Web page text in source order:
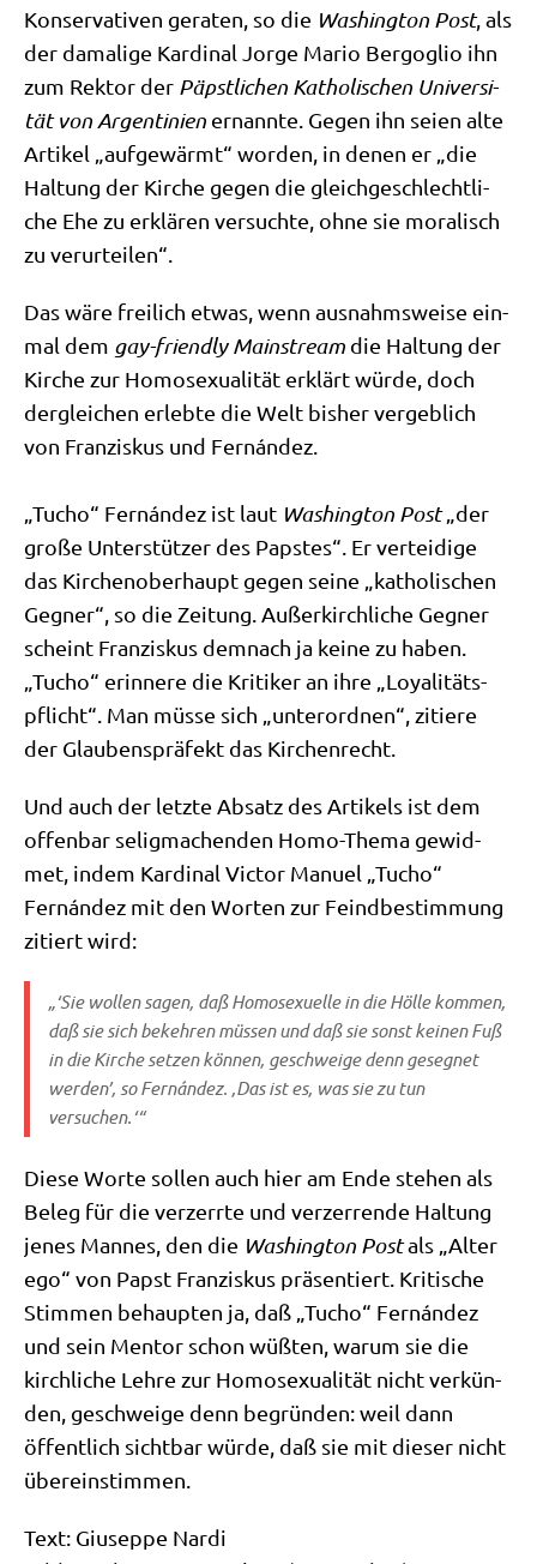
Kon­ser­va­ti­ven gera­ten, so die Washing­ton Post, als
der dama­li­ge Kar­di­nal Jor­ge Mario Berg­o­glio ihn
zum Rek­tor der Päpst­li­chen Katho­li­schen Uni­ver­si­
tät von Argen­ti­ni­en ernann­te. Gegen ihn sei­en alte
Arti­kel „auf­ge­wärmt“ wor­den, in denen er „die
Hal­tung der Kir­che gegen die gleich­ge­schlecht­li­
che Ehe zu erklä­ren ver­such­te, ohne sie mora­lisch
zu verurteilen“.
Das wäre frei­lich etwas, wenn aus­nahms­wei­se ein­
mal dem gay-fri­end­ly Main­stream die Hal­tung der
Kir­che zur Homo­se­xua­li­tät erklärt wür­de, doch
der­glei­chen erleb­te die Welt bis­her ver­geb­lich
von Fran­zis­kus und Fernán­dez.
„Tucho“ Fernán­dez ist laut Washing­ton Post„der
gro­ße Unter­stüt­zer des Pap­stes“. Er ver­tei­di­ge
das Kir­chen­ober­haupt gegen sei­ne „katho­li­schen
Geg­ner“, so die Zei­tung. Außer­kirch­li­che Geg­ner
scheint Fran­zis­kus dem­nach ja kei­ne zu haben.
„Tucho“ erin­ne­re die Kri­ti­ker an ihre „Loya­li­täts­
pflicht“. Man müs­se sich „unter­ord­nen“, zitie­re
der Glau­bens­prä­fekt das Kirchenrecht.
Und auch der letz­te Absatz des Arti­kels ist dem
offen­bar selig­ma­chen­den Homo-The­ma gewid­
met, indem Kar­di­nal Vic­tor Manu­el „Tucho“
Fernán­dez mit den Wor­ten zur Feind­be­stim­mung
zitiert wird:
„‘Sie wol­len sagen, daß Homo­se­xu­el­le in die Höl­le kom­men,
daß sie sich bekeh­ren müs­sen und daß sie sonst kei­nen Fuß
in die Kir­che set­zen kön­nen, geschwei­ge denn geseg­net
wer­den’, so Fernán­dez. ‚Das ist es, was sie zu tun
versuchen.‘“
Die­se Wor­te sol­len auch hier am Ende ste­hen als
Beleg für die ver­zerr­te und ver­zer­ren­de Hal­tung
jenes Man­nes, den die Washing­ton Postals „Alter
ego“ von Papst Fran­zis­kus prä­sen­tiert. Kri­ti­sche
Stim­men behaup­ten ja, daß „Tucho“ Fernán­dez
und sein Men­tor schon wüß­ten, war­um sie die
kirch­li­che Leh­re zur Homo­se­xua­li­tät nicht ver­kün­
den, geschwei­ge denn begrün­den: weil dann
öffent­lich sicht­bar wür­de, daß sie mit die­ser nicht
übereinstimmen.
Text: Giu­sep­pe Nar­di